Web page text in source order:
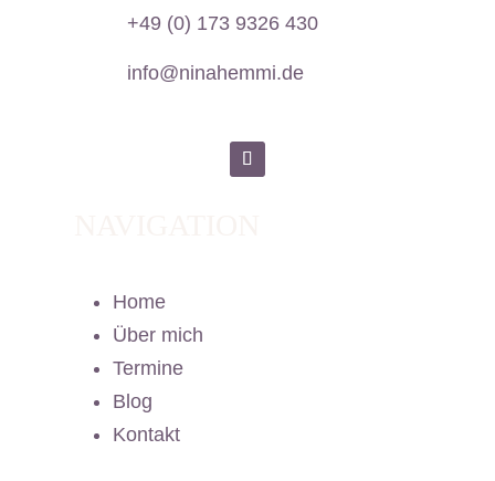
+49 (0) 173 9326 430
info@ninahemmi.de
Home
Über mich
Termine
Blog
Kontakt